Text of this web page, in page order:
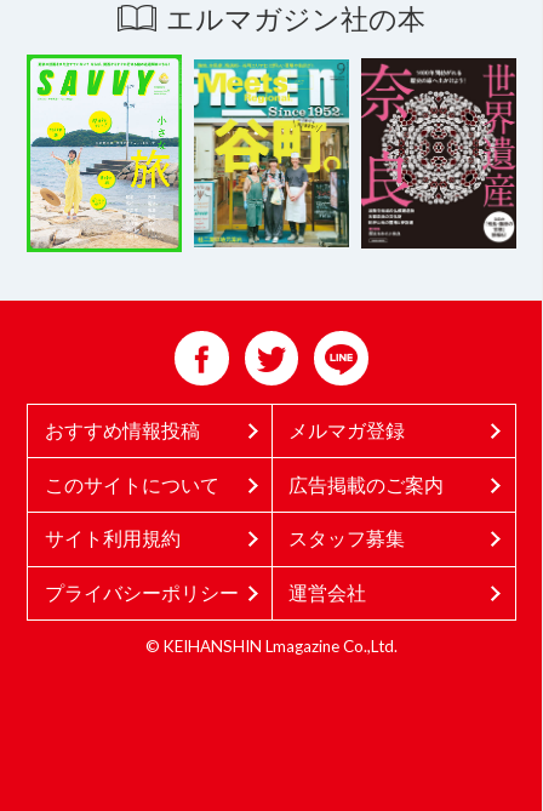
エルマガジン社の本
おすすめ情報投稿 メルマガ登録
このサイトについて 広告掲載のご案内
サイト利用規約 スタッフ募集
プライバシーポリシー 運営会社
© KEIHANSHIN Lmagazine Co.,Ltd.